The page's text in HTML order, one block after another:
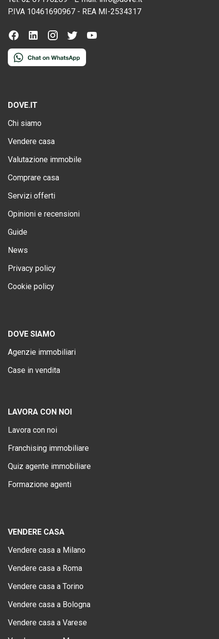
P.IVA 10461690967 - REA MI-2534317
DOVE.IT
Chi siamo
Vendere casa
Valutazione immobile
Comprare casa
Servizi offerti
Opinioni e recensioni
Guide
News
Privacy policy
Cookie policy
DOVE SIAMO
Agenzie immobiliari
Case in vendita
LAVORA CON NOI
Lavora con noi
Franchising immobiliare
Quiz agente immobiliare
Formazione agenti
VENDERE CASA
Vendere casa a Milano
Vendere casa a Roma
Vendere casa a Torino
Vendere casa a Bologna
Vendere casa a Varese